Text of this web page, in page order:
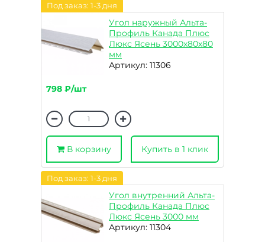
Под заказ: 1-3 дня
Угол наружный Альта-
Профиль Канада Плюс
Люкс Ясень 3000х80х80
мм
Артикул: 11306
798 ₽/шт
В корзину Купить в 1 клик
Под заказ: 1-3 дня
Угол внутренний Альта-
Профиль Канада Плюс
Люкс Ясень 3000 мм
Артикул: 11304